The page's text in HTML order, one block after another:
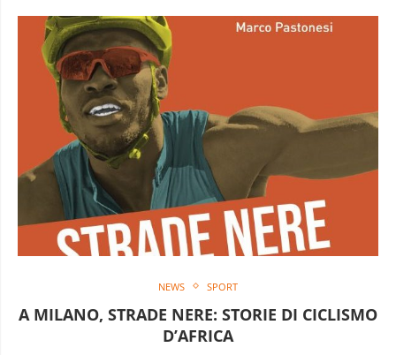
NEWS SPORT
A MILANO, STRADE NERE: STORIE DI CICLISMO
D’AFRICA